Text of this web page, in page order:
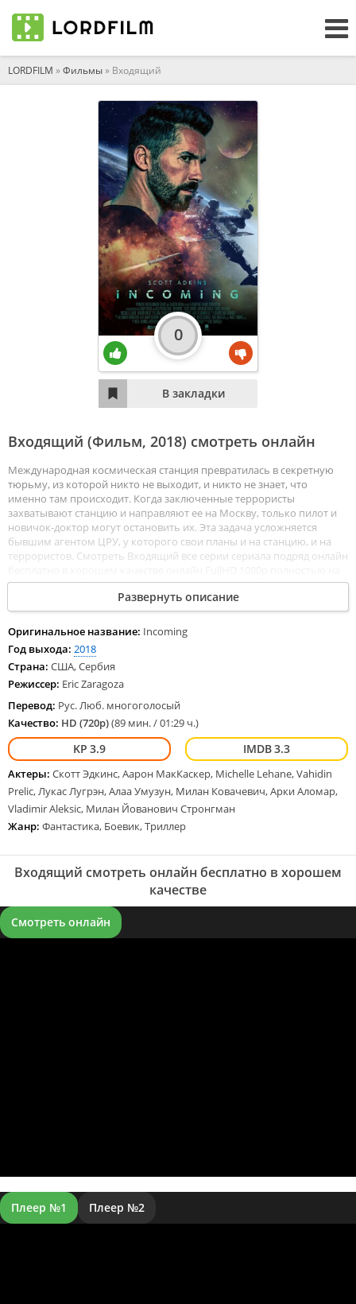
LORDFILM »Фильмы» Входящий
Входящий (Фильм, 2018) смотреть онлайн
Международная космическая станция превратилась в секретную
тюрьму, из которой никто не выходит, и никто не знает, что
именно там происходит. Когда заключенные террористы
захватывают станцию ​​и направляют ее на Москву, только пилот и
новичок-доктор могут остановить их. Эта задача усложняется
бывшим агентом ЦРУ, у которого свои планы и на станцию, и на
террористов. Смотреть Входящий все серии сериала подряд онлайн
русском языке и на любых устройствах LordFilm.
Развернуть описание
Оригинальное название: Incoming
Год выхода: 2018
Страна: США, Сербия
Режиссер: Eric Zaragoza
Перевод: Рус. Люб. многоголосый
Качество: HD (720p)(89 мин. / 01:29 ч.)
3.9 3.3
Актеры: Скотт Эдкинс, Аарон МакКаскер, Michelle Lehane, Vahidin
Prelic, Лукас Лугрэн, Алаа Умузун, Милан Ковачевич, Арки Аломар,
Vladimir Aleksic, Милан Йованович Стронгман
Жанр: Фантастика, Боевик, Триллер
0
Входящий смотреть онлайн бесплатно в хорошем
качестве
Смотреть онлайн
Плеер №1 Плеер №2